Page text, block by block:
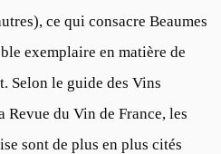
ce qui consacre Beaumes
exemplaire en matière de
Selon le guide des Vins
Revue du Vin de France, les
sont de plus en plus cités